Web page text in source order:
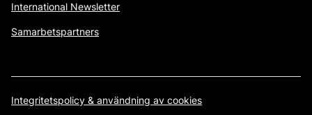
International Newsletter
Samarbetspartners
Integritetspolicy & användning av cookies